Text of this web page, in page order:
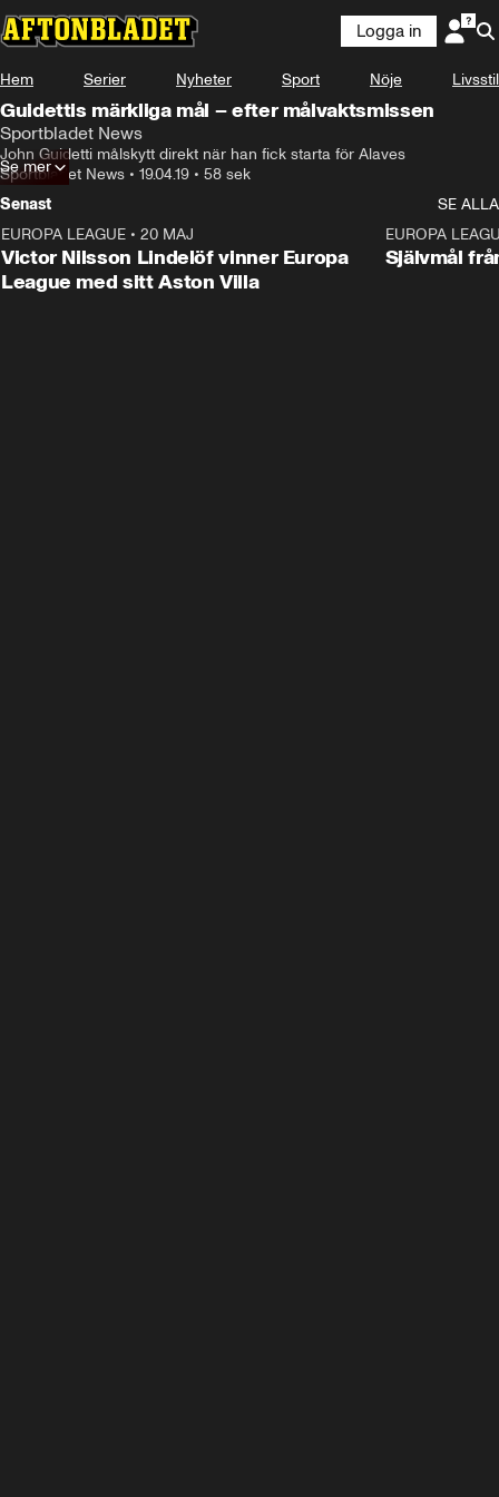
Logga in
Hem Serier Nyheter Sport Nöje Livsstil
Guidettis märkliga mål – efter målvaktsmissen
Sportbladet News
John Guidetti målskytt direkt när han fick starta för Alaves
Sportbladet News • 19.04.19 • 58 sek
Se mer
Senast
SE ALLA
EUROPA LEAGUE • 20 MAJ
Victor Nilsson Lindelöf vinner Europa
League med sitt Aston Villa
EUROPA
Självmål